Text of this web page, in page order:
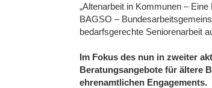
„Altenarbeit in Kommunen –
BAGSO –
bedarfsgerechte Seniorenarbeit
Im Fokus des nun in zweiter
Beratungsangebote für ältere
ehrenamtlichen Engagements.